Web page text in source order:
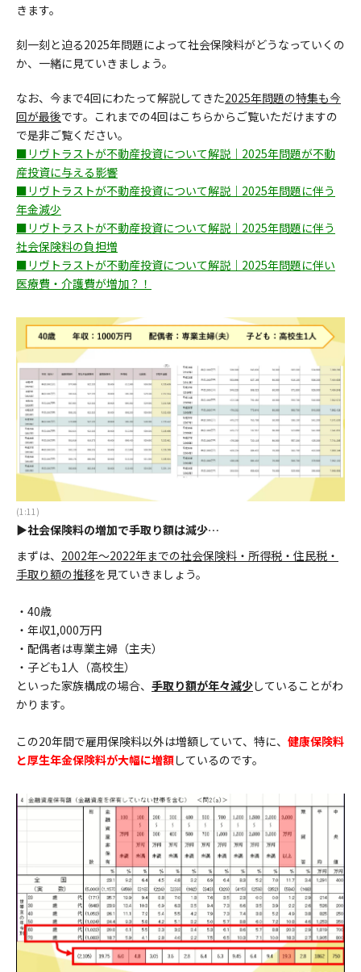
きます。
刻一刻と迫る2025年問題によって社会保険料がどうなっていくの
か、一緒に見ていきましょう。
なお、今まで4回にわたって解説してきた2025年問題の特集も今
回が最後です。これまでの4回はこちらからご覧いただけますの
で是非ご覧ください。
■リヴトラストが不動産投資について解説｜2025年問題が不動
産投資に与える影響
■リヴトラストが不動産投資について解説｜2025年問題に伴う
年金減少
■リヴトラストが不動産投資について解説｜2025年問題に伴う
社会保険料の負担増
■リヴトラストが不動産投資について解説｜2025年問題に伴い
医療費・介護費が増加？！
(1:11)
▶社会保険料の増加で手取り額は減少…
まずは、 2002年～2022年までの社会保険料・所得税・住民税・
手取り額の推移を見ていきましょう。
・40歳
・年収1,000万円
・配偶者は専業主婦（主夫）
・子ども1人（高校生）
といった家族構成の場合、 手取り額が年々減少していることがわ
かります。
この20年間で雇用保険料以外は増額していて、特に、 健康保険料
と厚生年金保険料が大幅に増額しているのです。